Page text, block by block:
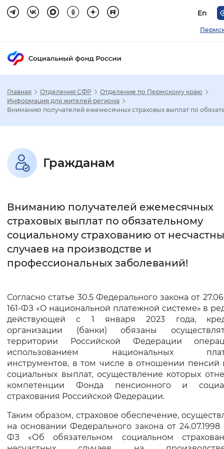
En
Настройка режима отображения
Стандартный Увеличенный
Интервал между буквами
Нормальный Увеличенный
Монохромный Инверсивный
Синий фон
Изображения
Включены Выключены
Звуковой ассистент
Воспроизвести Остановить
Главная Отделения СФР
Отделение по Пермскому краю
Информация для жителей региона
Вниманию получателей ежемесячных страховых выплат по
Гражданам
Вниманию получателей ежемесячных
страховых выплат по обязательному
социальному страхованию от
случаев на производстве и
профессиональных заболеваний!
Согласно статье 30.5 Федерального закона от
161-ФЗ «О национальной платежной системе» в
действующей с 1 января 2023 года,
организации (банки) обязаны
территории Российской Федерации
использованием национальных
инструментов, в том числе в отношении пенсий
социальных выплат, осуществление которых
компетенции Фонда пенсионного и
страхования Российской Федерации.
Таким образом, страховое обеспечение,
на основании Федерального закона от
ФЗ «Об обязательном социальном